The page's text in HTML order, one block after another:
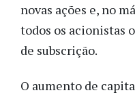
novas ações e, no
todos os acionistas
de subscrição.
O aumento de